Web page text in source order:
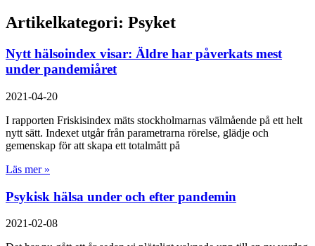
Artikelkategori: Psyket
Nytt hälsoindex visar: Äldre har påverkats mest
under pandemiåret
2021-04-20
I rapporten Friskisindex mäts stockholmarnas välmående på ett helt
nytt sätt. Indexet utgår från parametrarna rörelse, glädje och
gemenskap för att skapa ett totalmått på
Läs mer »
Psykisk hälsa under och efter pandemin
2021-02-08